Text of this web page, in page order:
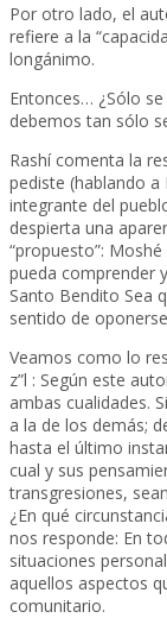
Por otro lado, el
refiere a la
longánimo.
Entonces… ¿Sólo
debemos tan sólo
Rashí comenta la
pediste (hablando
integrante del
despierta una
“propuesto”:
pueda comprender
Santo Bendito Sea
sentido de
Veamos como lo
z”l : Según este
ambas cualidades.
a la de los demás;
hasta el último
cual y sus
transgresiones,
¿En qué
nos responde: En
situaciones
aquellos aspectos
comunitario.